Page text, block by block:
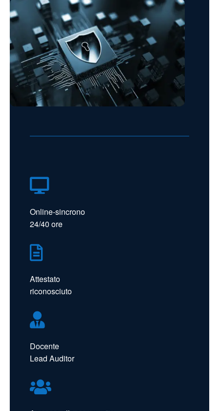

Online-sincrono
24/40 ore

Attestato
riconosciuto

Docente
Lead Auditor
